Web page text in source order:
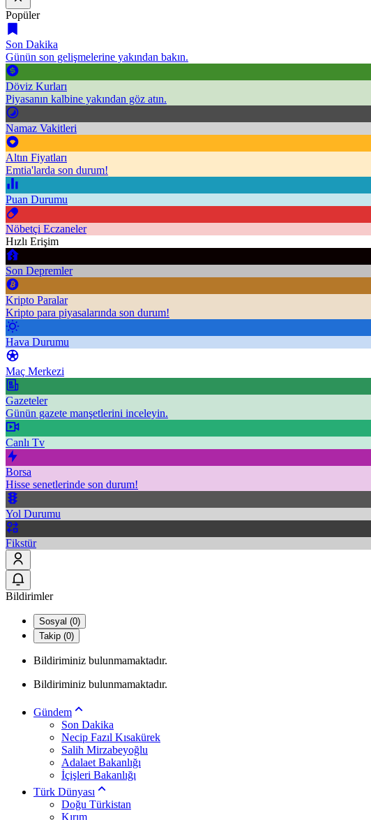
Popüler
Son Dakika
Günün son gelişmelerine yakından bakın.
Döviz Kurları
Piyasanın kalbine yakından göz atın.
Namaz Vakitleri
Altın Fiyatları
Emtia'larda son durum!
Puan Durumu
Nöbetçi Eczaneler
Hızlı Erişim
Son Depremler
Kripto Paralar
Kripto para piyasalarında son durum!
Hava Durumu
Maç Merkezi
Gazeteler
Günün gazete manşetlerini inceleyin.
Canlı Tv
Borsa
Hisse senetlerinde son durum!
Yol Durumu
Fikstür
Bildirimler
Sosyal (0)
Takip (0)
Bildiriminiz bulunmamaktadır.
Bildiriminiz bulunmamaktadır.
Gündem
Son Dakika
Necip Fazıl Kısakürek
Salih Mirzabeyoğlu
Adalaet Bakanlığı
İçişleri Bakanlığı
Türk Dünyası
Doğu Türkistan
Kırım